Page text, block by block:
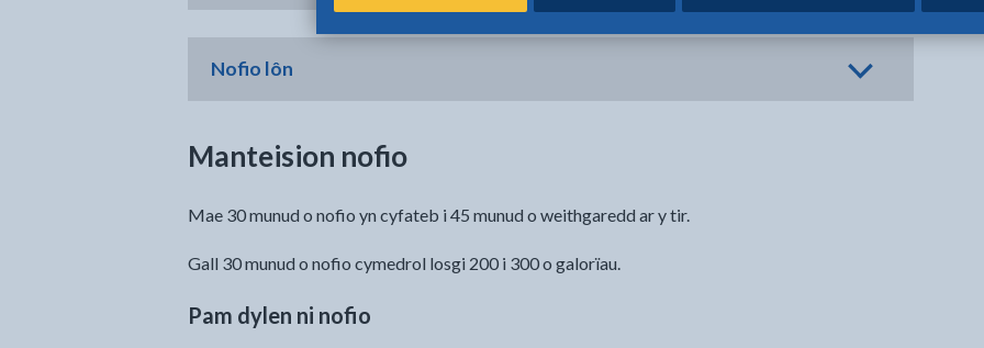
Nofio lôn
Manteision nofio
Mae 30 munud o nofio yn cyfateb i 45 munud o weithgaredd ar y tir.
Gall 30 munud o nofio cymedrol losgi 200 i 300 o galorïau.
Pam dylen ni nofio